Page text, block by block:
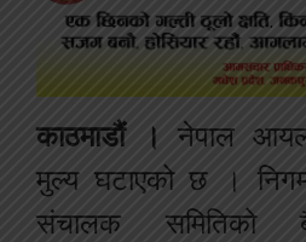
काठमाडौं ।
नेपाल
मुल्य घटाएको छ ।
संचालक समितिको